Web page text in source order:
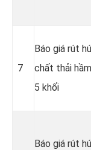
7
Báo giá rút
chất thải
5 khối
Báo giá rút